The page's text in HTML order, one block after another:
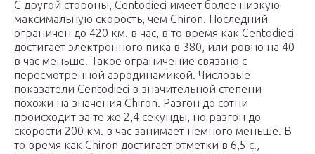
С другой стороны, Centodieci имеет более низкую
максимальную скорость, чем Chiron. Последний
ограничен до 420 км. в час, в то время как Centodieci
достигает электронного пика в 380, или ровно на 40
в час меньше. Такое ограничение связано с
пересмотренной аэродинамикой. Числовые
показатели Centodieci в значительной степени
похожи на значения Chiron. Разгон до сотни
происходит за те же 2,4 секунды, но разгон до
скорости 200 км. в час занимает немного меньше. В
то время как Chiron достигает отметки в 6,5 с.,